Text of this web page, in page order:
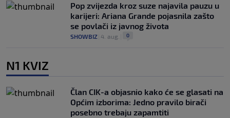
Pop zvijezda kroz suze najavila pauzu u
karijeri: Ariana Grande pojasnila zašto
se povlači iz javnog života
SHOWBIZ 4. aug. 0
N1 KVIZ
Član CIK-a objasnio kako će se glasati na
Općim izborima: Jedno pravilo birači
posebno trebaju zapamtiti